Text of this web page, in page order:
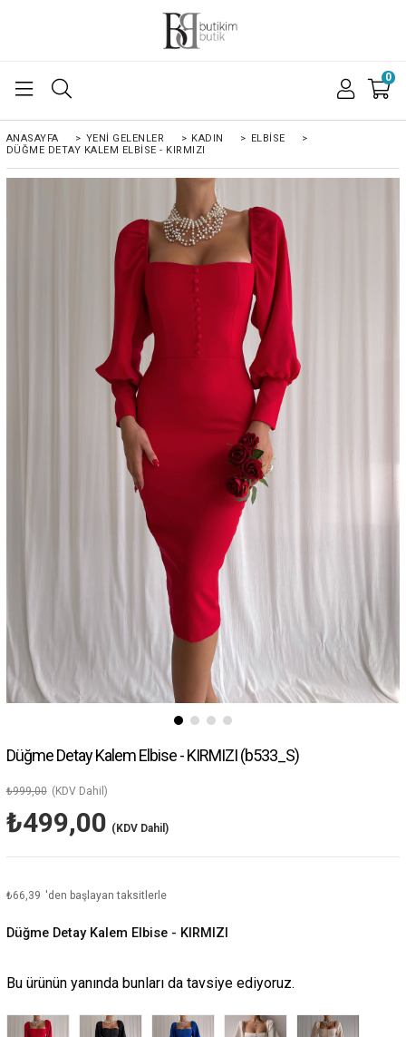
0
ANASAYFA > YENI GELENLER > KADIN > ELBISE
>
DÜĞME DETAY KALEM ELBISE - KIRMIZI
Düğme Detay Kalem Elbise - KIRMIZI(b533_S)
₺999,00 (KDV Dahil)
₺499,00 (KDV Dahil)
₺66,39 'den başlayan taksitlerle
Düğme Detay Kalem Elbise - KIRMIZI
Bu ürünün yanında bunları da tavsiye ediyoruz.